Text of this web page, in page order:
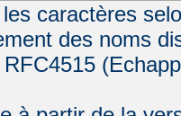
caractères
des noms